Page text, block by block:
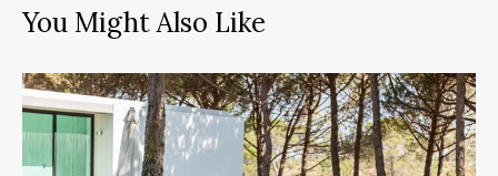
You Might Also Like